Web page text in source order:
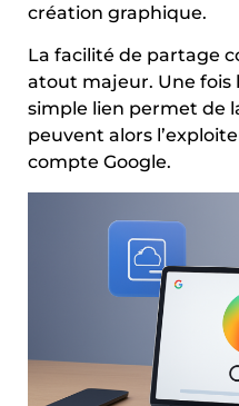
création graphique.
La facilité de partage
atout majeur. Une fois
simple lien permet de
peuvent alors
compte Google.